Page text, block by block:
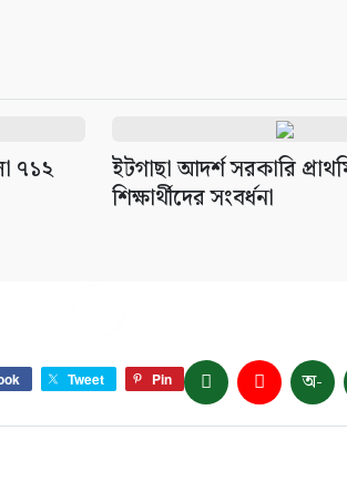
৭১২
ইটগাছা আদর্শ সরকারি
শিক্ষার্থীদের সংবর্ধনা
Tweet Pin অ-